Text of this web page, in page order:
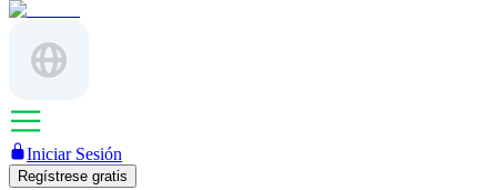
Iniciar Sesión
Regístrese gratis